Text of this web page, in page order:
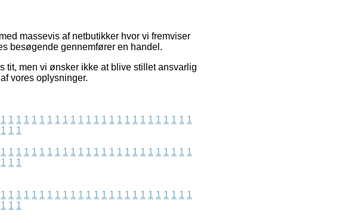
massevis af netbutikker hvor vi fremviser
besøgende gennemfører en handel.
tit, men vi ønsker ikke at blive stillet ansvarlig
vores oplysninger.
1 1 1 1 1 1 1 1 1 1 1 1 1 1 1 1 1 1 1 1 1 1 1 1 1
1 1 1
1 1 1 1 1 1 1 1 1 1 1 1 1 1 1 1 1 1 1 1 1 1 1 1 1
1 1 1
1 1 1 1 1 1 1 1 1 1 1 1 1 1 1 1 1 1 1 1 1 1 1 1 1
1 1 1